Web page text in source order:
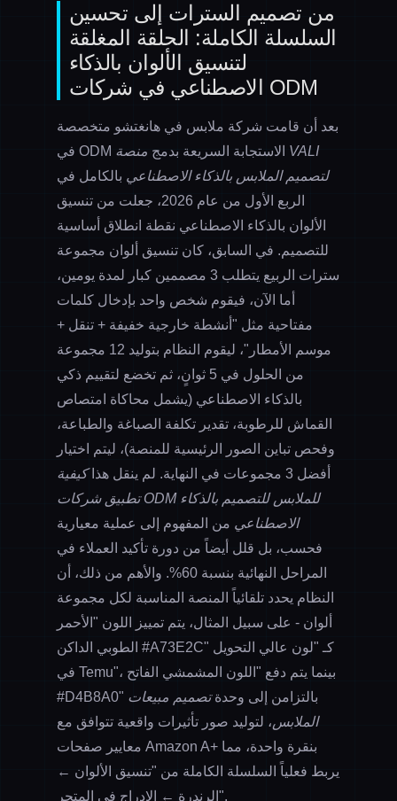
من تصميم السترات إلى تحسين
السلسلة الكاملة: الحلقة المغلقة
لتنسيق الألوان بالذكاء
الاصطناعي في شركات ODM
بعد أن قامت شركة ملابس في هانغتشو متخصصة
في ODM الاستجابة السريعة بدمج منصة VALI
لتصميم الملابس بالذكاء الاصطناعي بالكامل في
الربع الأول من عام 2026، جعلت من تنسيق
الألوان بالذكاء الاصطناعي نقطة انطلاق أساسية
للتصميم. في السابق، كان تنسيق ألوان مجموعة
سترات الربيع يتطلب 3 مصممين كبار لمدة يومين،
أما الآن، فيقوم شخص واحد بإدخال كلمات
مفتاحية مثل "أنشطة خارجية خفيفة + تنقل +
موسم الأمطار"، ليقوم النظام بتوليد 12 مجموعة
من الحلول في 5 ثوانٍ، ثم تخضع لتقييم ذكي
بالذكاء الاصطناعي (يشمل محاكاة امتصاص
القماش للرطوبة، تقدير تكلفة الصباغة والطباعة،
وفحص تباين الصور الرئيسية للمنصة)، ليتم اختيار
أفضل 3 مجموعات في النهاية. لم ينقل هذا
كيفية
تطبيق شركات ODM للملابس للتصميم بالذكاء
الاصطناعي من المفهوم إلى عملية معيارية
فحسب، بل قلل أيضاً من دورة تأكيد العملاء في
المراحل النهائية بنسبة 60%. والأهم من ذلك، أن
النظام يحدد تلقائياً المنصة المناسبة لكل مجموعة
ألوان - على سبيل المثال، يتم تمييز اللون "الأحمر
الطوبي الداكن #A73E2C" كـ "لون عالي التحويل
في Temu"، بينما يتم دفع "اللون المشمشي الفاتح
#D4B8A0" بالتزامن إلى وحدةتصميم مبيعات
الملابس، لتوليد صور تأثيرات واقعية تتوافق مع
معايير صفحات Amazon A+ بنقرة واحدة، مما
يربط فعلياً السلسلة الكاملة من "تنسيق الألوان ←
الرندرة ← الإدراج في المتجر".